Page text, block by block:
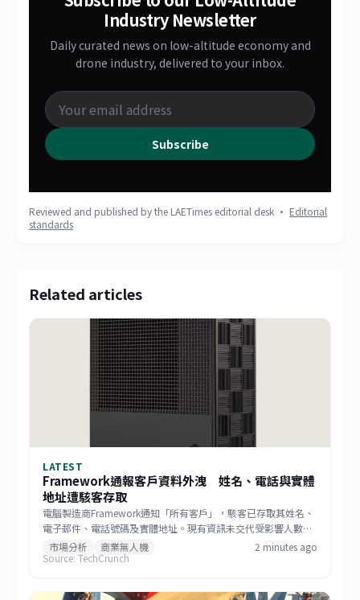
Industry Newsletter
Daily curated news on low-altitude economy and
drone industry, delivered to your inbox.
Subscribe
Reviewed and published by the LAETimes editorial desk · Editorial
standards
Related articles
LATEST
Framework通報客戶資料外洩 姓名、電話與實體
地址遭駭客存取
電腦製造商Framework通知「所有客戶」，駭客已存取其姓名、
電子郵件、電話號碼及實體地址。現有資訊未交代受影響人數、
入侵時間、攻擊手法及後續補救措施，客戶近期應提高對釣魚郵
件、冒名電話與寄送詐騙的警覺。
市場分析 商業無人機
2 minutes ago
Source: TechCrunch